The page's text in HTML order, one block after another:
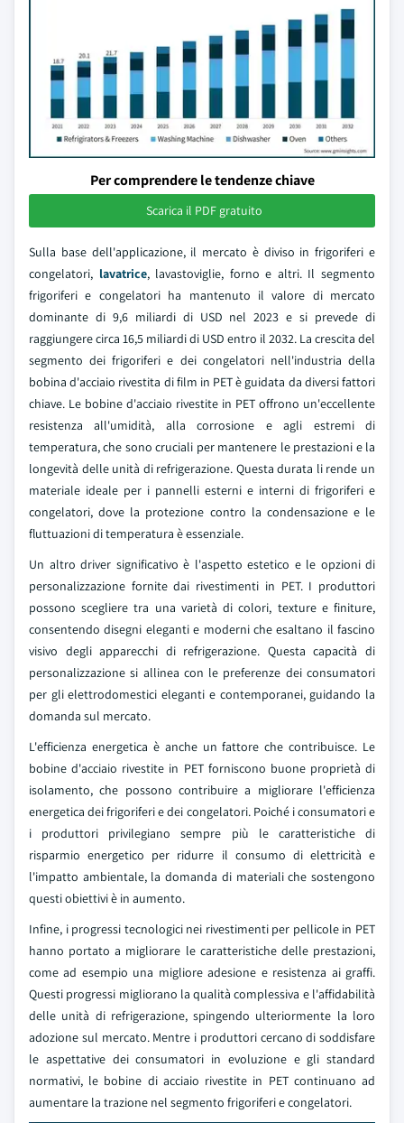
Per comprendere le tendenze chiave
Scarica il PDF gratuito
Sulla base dell'applicazione, il mercato è diviso in frigoriferi e
congelatori, lavatrice, lavastoviglie, forno e altri. Il segmento
frigoriferi e congelatori ha mantenuto il valore di mercato
dominante di 9,6 miliardi di USD nel 2023 e si prevede di
raggiungere circa 16,5 miliardi di USD entro il 2032. La crescita del
segmento dei frigoriferi e dei congelatori nell'industria della
bobina d'acciaio rivestita di film in PET è guidata da diversi fattori
chiave. Le bobine d'acciaio rivestite in PET offrono un'eccellente
resistenza all'umidità, alla corrosione e agli estremi di
temperatura, che sono cruciali per mantenere le prestazioni e la
longevità delle unità di refrigerazione. Questa durata li rende un
materiale ideale per i pannelli esterni e interni di frigoriferi e
congelatori, dove la protezione contro la condensazione e le
fluttuazioni di temperatura è essenziale.
Un altro driver significativo è l'aspetto estetico e le opzioni di
personalizzazione fornite dai rivestimenti in PET. I produttori
possono scegliere tra una varietà di colori, texture e finiture,
consentendo disegni eleganti e moderni che esaltano il fascino
visivo degli apparecchi di refrigerazione. Questa capacità di
personalizzazione si allinea con le preferenze dei consumatori
per gli elettrodomestici eleganti e contemporanei, guidando la
domanda sul mercato.
L'efficienza energetica è anche un fattore che contribuisce. Le
bobine d'acciaio rivestite in PET forniscono buone proprietà di
isolamento, che possono contribuire a migliorare l'efficienza
energetica dei frigoriferi e dei congelatori. Poiché i consumatori e
i produttori privilegiano sempre più le caratteristiche di
risparmio energetico per ridurre il consumo di elettricità e
l'impatto ambientale, la domanda di materiali che sostengono
questi obiettivi è in aumento.
Infine, i progressi tecnologici nei rivestimenti per pellicole in PET
hanno portato a migliorare le caratteristiche delle prestazioni,
come ad esempio una migliore adesione e resistenza ai graffi.
Questi progressi migliorano la qualità complessiva e l'affidabilità
delle unità di refrigerazione, spingendo ulteriormente la loro
adozione sul mercato. Mentre i produttori cercano di soddisfare
le aspettative dei consumatori in evoluzione e gli standard
normativi, le bobine di acciaio rivestite in PET continuano ad
aumentare la trazione nel segmento frigoriferi e congelatori.